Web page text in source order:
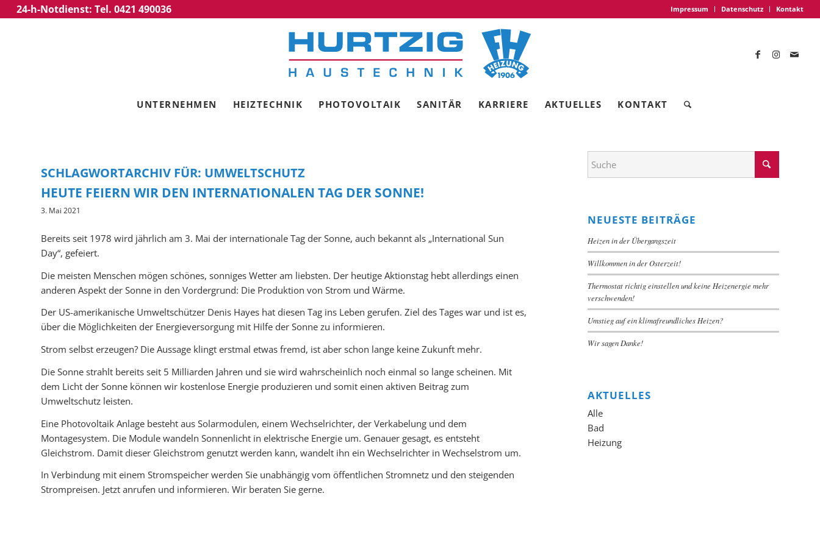
Impressum Datenschutz Kontakt
24-h-Notdienst: Tel. 0421 490036
UNTERNEHMEN HEIZTECHNIK PHOTOVOLTAIK SANITÄR KARRIERE AKTUELLES KONTAKT
SCHLAGWORTARCHIV FÜR: UMWELTSCHUTZ
HEUTE FEIERN WIR DEN INTERNATIONALEN TAG DER SONNE!
3. Mai 2021
Bereits seit 1978 wird jährlich am 3. Mai der internationale Tag der Sonne, auch bekannt als „International Sun
Day“, gefeiert.
Die meisten Menschen mögen schönes, sonniges Wetter am liebsten. Der heutige Aktionstag hebt allerdings einen
anderen Aspekt der Sonne in den Vordergrund: Die Produktion von Strom und Wärme.
Der US-amerikanische Umweltschützer Denis Hayes hat diesen Tag ins Leben gerufen. Ziel des Tages war und ist es,
über die Möglichkeiten der Energieversorgung mit Hilfe der Sonne zu informieren.
Strom selbst erzeugen? Die Aussage klingt erstmal etwas fremd, ist aber schon lange keine Zukunft mehr.
Die Sonne strahlt bereits seit 5 Milliarden Jahren und sie wird wahrscheinlich noch einmal so lange scheinen. Mit
dem Licht der Sonne können wir kostenlose Energie produzieren und somit einen aktiven Beitrag zum
Umweltschutz leisten.
Eine Photovoltaik Anlage besteht aus Solarmodulen, einem Wechselrichter, der Verkabelung und dem
Montagesystem. Die Module wandeln Sonnenlicht in elektrische Energie um. Genauer gesagt, es entsteht
Gleichstrom. Damit dieser Gleichstrom genutzt werden kann, wandelt ihn ein Wechselrichter in Wechselstrom um.
In Verbindung mit einem Stromspeicher werden Sie unabhängig vom öffentlichen Stromnetz und den steigenden
Strompreisen. Jetzt anrufen und informieren. Wir beraten Sie gerne.
NEUESTE BEITRÄGE
Heizen in der Übergangszeit
Willkommen in der Osterzeit!
Thermostat richtig einstellen und keine Heizenergie mehr
verschwenden!
Umstieg auf ein klimafreundliches Heizen?
Wir sagen Danke!
AKTUELLES
Alle
Bad
Heizung